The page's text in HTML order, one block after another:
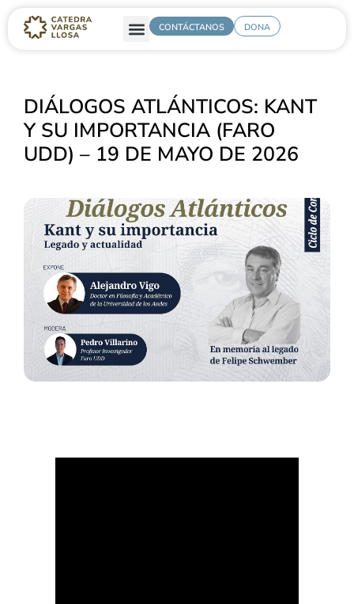
CONTÁCTANOS DONA
DIÁLOGOS ATLÁNTICOS: KANT
Y SU IMPORTANCIA (FARO
UDD) – 19 DE MAYO DE 2026